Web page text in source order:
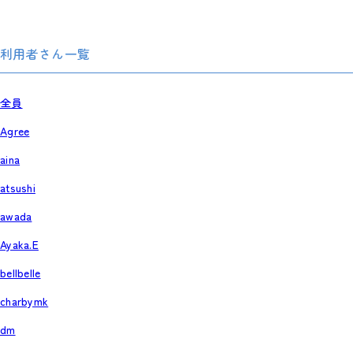
利用者さん一覧
全員
Agree
aina
atsushi
awada
Ayaka.E
bellbelle
charbymk
dm